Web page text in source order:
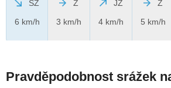
SZ
6 km/h
Z
3 km/h
JZ
4 km/h
Z
5 km/h
Pravděpodobnost srážek